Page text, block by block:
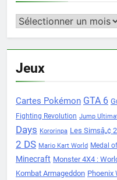
Archives
Jeux
Cartes Pokémon GTA 6
Fighting Revolution Jump
Days Kororinpa Les Simsâ„¢
2 DS Mario Kart World Medal
Minecraft Monster 4X4 :
Kombat Armageddon Phoenix